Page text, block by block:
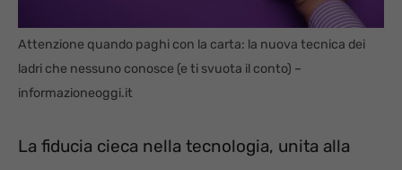
Attenzione quando paghi con la carta: la nuova tecnica dei
ladri che nessuno conosce (e ti svuota il conto) –
informazioneoggi.it
La fiducia cieca nella tecnologia, unita alla